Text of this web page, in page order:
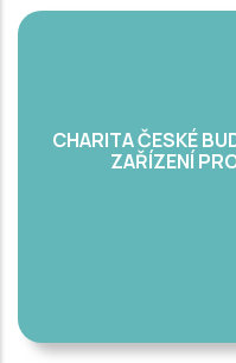
CHARITA ČESKÉ
ZAŘÍZENÍ